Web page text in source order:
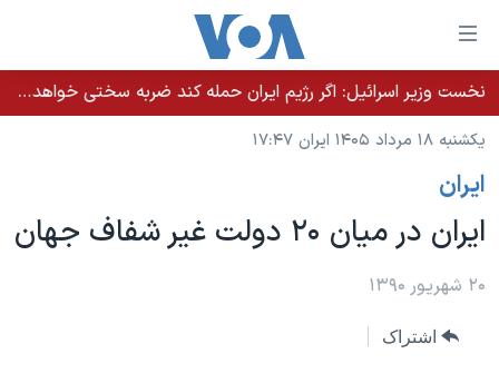
لینکهای
قابل
دسترسی
جهش
محتوای
اصلی
جهش
به
اصلی
خانه
نسخه سبک وب‌سایت
موضوع ها
ایران
آمریکا
برنامه های تلویزیونی
جدول برنامه ها
صفحه‌های ویژه
نخست وزیر اسرائيل: اگر رژیم ایران حمله کند ضربه سختی خواهد خورد
یکشنبه ۱۸ مرداد ۱۴۰۵ ایران ۱۷:۴۷
ايران
ایران در میان ۲۰ دولت غیر شفاف جهان
۲۰ شهریور ۱۳۹۰
اشتراک